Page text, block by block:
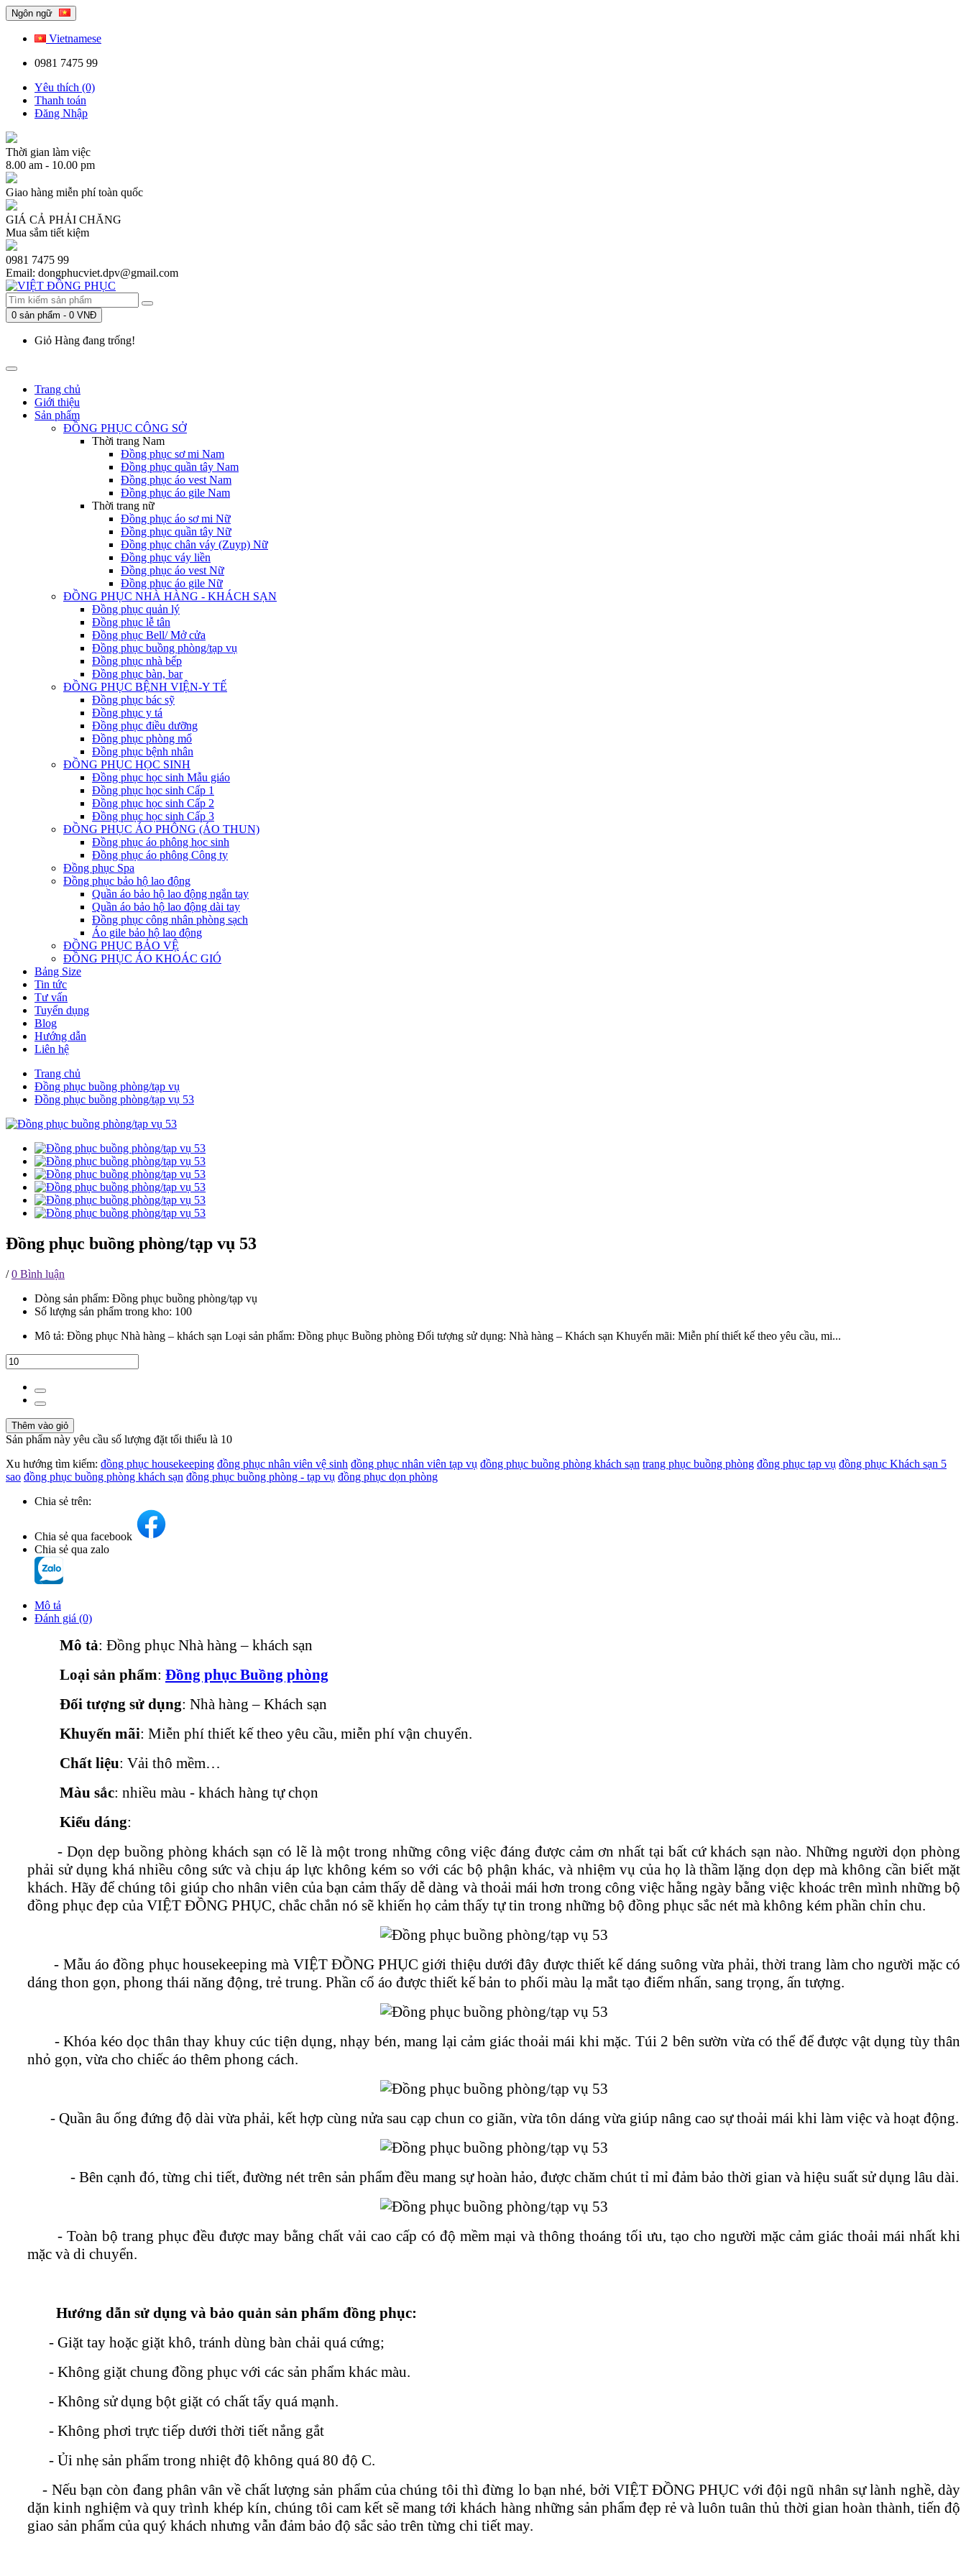
Ngôn ngữ
Vietnamese
0981 7475 99
Yêu thích (0)
Thanh toán
Đăng Nhập
Thời gian làm việc
8.00 am - 10.00 pm
Giao hàng miễn phí toàn quốc
GIÁ CẢ PHẢI CHĂNG
Mua sắm tiết kiệm
0981 7475 99
Email: dongphucviet.dpv@gmail.com
0 sản phẩm - 0 VNĐ
Giỏ Hàng đang trống!
Trang chủ
Giới thiệu
Sản phẩm
ĐỒNG PHỤC CÔNG SỞ
Thời trang Nam
Đồng phục sơ mi Nam
Đồng phục quần tây Nam
Đồng phục áo vest Nam
Đồng phục áo gile Nam
Thời trang nữ
Đồng phục áo sơ mi Nữ
Đồng phục quần tây Nữ
Đồng phục chân váy (Zuyp) Nữ
Đồng phục váy liền
Đồng phục áo vest Nữ
Đồng phục áo gile Nữ
ĐỒNG PHỤC NHÀ HÀNG - KHÁCH SẠN
Đồng phục quản lý
Đồng phục lễ tân
Đồng phục Bell/ Mở cửa
Đồng phục buồng phòng/tạp vụ
Đồng phục nhà bếp
Đồng phục bàn, bar
ĐỒNG PHỤC BỆNH VIỆN-Y TẾ
Đồng phục bác sỹ
Đồng phục y tá
Đồng phục điều dưỡng
Đồng phục phòng mổ
Đồng phục bệnh nhân
ĐỒNG PHỤC HỌC SINH
Đồng phục học sinh Mẫu giáo
Đồng phục học sinh Cấp 1
Đồng phục học sinh Cấp 2
Đồng phục học sinh Cấp 3
ĐỒNG PHỤC ÁO PHÔNG (ÁO THUN)
Đồng phục áo phông học sinh
Đồng phục áo phông Công ty
Đồng phục Spa
Đồng phục bảo hộ lao động
Quần áo bảo hộ lao động ngắn tay
Quần áo bảo hộ lao động dài tay
Đồng phục công nhân phòng sạch
Áo gile bảo hộ lao động
ĐỒNG PHỤC BẢO VỆ
ĐỒNG PHỤC ÁO KHOÁC GIÓ
Bảng Size
Tin tức
Tư vấn
Tuyển dụng
Blog
Hướng dẫn
Liên hệ
Trang chủ
Đồng phục buồng phòng/tạp vụ
Đồng phục buồng phòng/tạp vụ 53
Đồng phục buồng phòng/tạp vụ 53
/0 Bình luận
Dòng sản phẩm: Đồng phục buồng phòng/tạp vụ
Số lượng sản phẩm trong kho: 100
Mô tả: Đồng phục Nhà hàng – khách sạn Loại sản phẩm: Đồng phục Buồng phòng Đối tượng sử dụng: Nhà hàng – Khách sạn Khuyến mãi: Miễn phí thiết kế theo yêu cầu, mi...
Thêm vào giỏ
Sản phẩm này yêu cầu số lượng đặt tối thiểu là 10
Xu hướng tìm kiếm: đồng phục housekeeping đồng phục nhân viên vệ sinh đồng phục nhân viên tạp vụ đồng phục buồng phòng khách sạn trang phục buồng phòng đồng phục tạp vụ đồng phục Khách sạn 5
sao đồng phục buồng phòng khách sạn đồng phục buồng phòng - tạp vụ đồng phục dọn phòng
Chia sẻ trên:
Chia sẻ qua facebook
Chia sẻ qua zalo
Mô tả
Đánh giá (0)
Mô tả: Đồng phục Nhà hàng – khách sạn
Loại sản phẩm: Đồng phục Buồng phòng
Đối tượng sử dụng: Nhà hàng – Khách sạn
Khuyến mãi: Miễn phí thiết kế theo yêu cầu, miễn phí vận chuyển.
Chất liệu: Vải thô mềm…
Màu sắc: nhiều màu - khách hàng tự chọn
Kiểu dáng:
- Dọn dẹp buồng phòng khách sạn có lẽ là một trong những công việc đáng được cảm ơn nhất tại bất cứ khách sạn nào. Những người dọn phòng
phải sử dụng khá nhiều công sức và chịu áp lực không kém so với các bộ phận khác, và nhiệm vụ của họ là thầm lặng dọn dẹp mà không cần biết mặt
khách. Hãy để chúng tôi giúp cho nhân viên của bạn cảm thấy dễ dàng và thoải mái hơn trong công việc hằng ngày bằng việc khoác trên mình những bộ
đồng phục đẹp của VIỆT ĐỒNG PHỤC, chắc chắn nó sẽ khiến họ cảm thấy tự tin trong những bộ đồng phục sắc nét mà không kém phần chỉn chu.
- Mẫu áo đồng phục housekeeping mà VIỆT ĐỒNG PHỤC giới thiệu dưới đây được thiết kế dáng suông vừa phải, thời trang làm cho người mặc có
dáng thon gọn, phong thái năng động, trẻ trung. Phần cổ áo được thiết kế bản to phối màu lạ mắt tạo điểm nhấn, sang trọng, ấn tượng.
- Khóa kéo dọc thân thay khuy cúc tiện dụng, nhạy bén, mang lại cảm giác thoải mái khi mặc. Túi 2 bên sườn vừa có thể để được vật dụng tùy thân
nhỏ gọn, vừa cho chiếc áo thêm phong cách.
- Quần âu ống đứng độ dài vừa phải, kết hợp cùng nửa sau cạp chun co giãn, vừa tôn dáng vừa giúp nâng cao sự thoải mái khi làm việc và hoạt động.
- Bên cạnh đó, từng chi tiết, đường nét trên sản phẩm đều mang sự hoàn hảo, được chăm chút tỉ mỉ đảm bảo thời gian và hiệu suất sử dụng lâu dài.
- Toàn bộ trang phục đều được may bằng chất vải cao cấp có độ mềm mại và thông thoáng tối ưu, tạo cho người mặc cảm giác thoải mái nhất khi
mặc và di chuyển.
Hướng dẫn sử dụng và bảo quản sản phẩm đồng phục:
- Giặt tay hoặc giặt khô, tránh dùng bàn chải quá cứng;
- Không giặt chung đồng phục với các sản phẩm khác màu.
- Không sử dụng bột giặt có chất tẩy quá mạnh.
- Không phơi trực tiếp dưới thời tiết nắng gắt
- Ủi nhẹ sản phẩm trong nhiệt độ không quá 80 độ C.
- Nếu bạn còn đang phân vân về chất lượng sản phẩm của chúng tôi thì đừng lo bạn nhé, bởi VIỆT ĐỒNG PHỤC với đội ngũ nhân sự lành nghề, dày
dặn kinh nghiệm và quy trình khép kín, chúng tôi cam kết sẽ mang tới khách hàng những sản phẩm đẹp rẻ và luôn tuân thủ thời gian hoàn thành, tiến độ
giao sản phẩm của quý khách nhưng vẫn đảm bảo độ sắc sảo trên từng chi tiết may.